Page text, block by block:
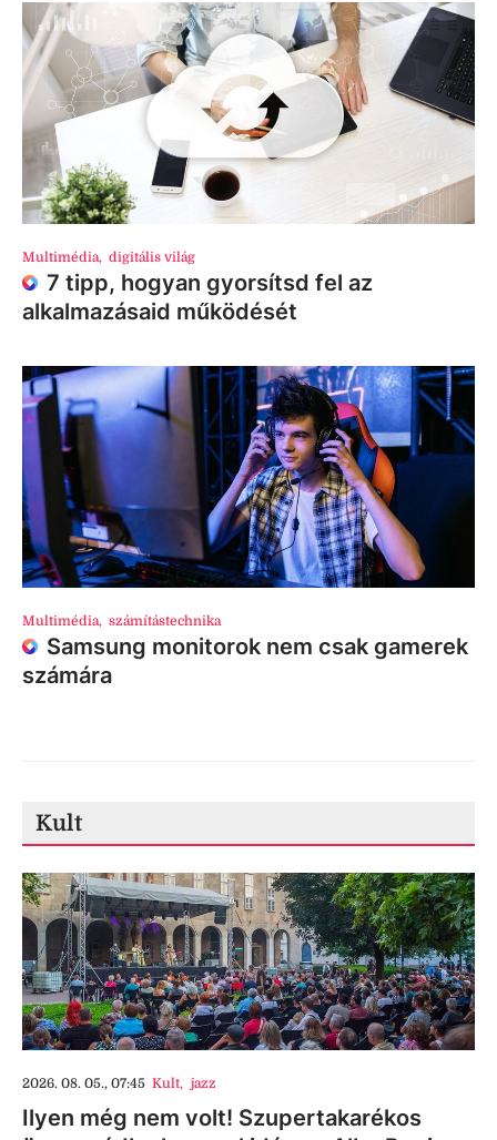
Multimédia, digitális világ
7 tipp, hogyan gyorsítsd fel az
alkalmazásaid működését
Multimédia, számítástechnika
Samsung monitorok nem csak gamerek
számára
Kult
2026. 08. 05., 07:45 Kult, jazz
Ilyen még nem volt! Szupertakarékos